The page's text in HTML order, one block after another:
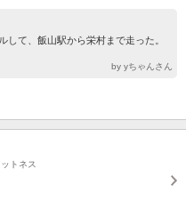
して、飯山駅から栄村まで走った。
by yちゃんさん
トネス